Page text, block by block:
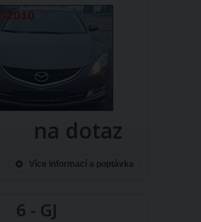
na dotaz
Více informací a poptávka
6 - GJ